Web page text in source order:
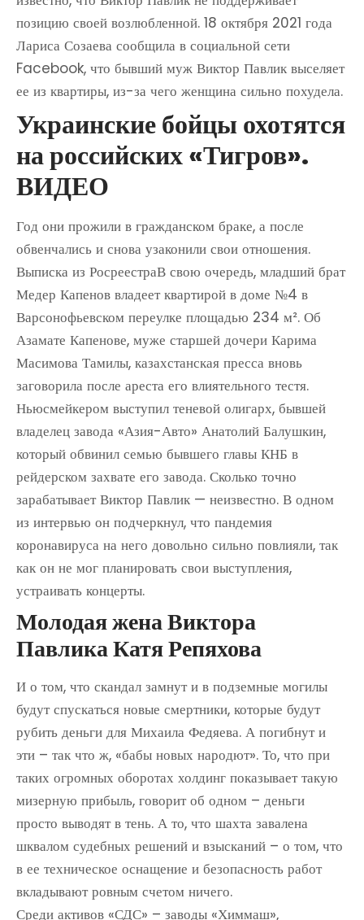
позицию своей возлюбленной. 18 октября 2021 года
Лариса Созаева сообщила в социальной сети
Facebook, что бывший муж Виктор Павлик выселяет
ее из квартиры, из-за чего женщина сильно похудела.
Украинские бойцы охотятся
на российских «Тигров».
ВИДЕО
Год они прожили в гражданском браке, а после
обвенчались и снова узаконили свои отношения.
Выписка из РосреестраВ свою очередь, младший брат
Медер Капенов владеет квартирой в доме №4 в
Варсонофьевском переулке площадью 234 м². Об
Азамате Капенове, муже старшей дочери Карима
Масимова Тамилы, казахстанская пресса вновь
заговорила после ареста его влиятельного тестя.
Ньюсмейкером выступил теневой олигарх, бывшей
владелец завода «Азия-Авто» Анатолий Балушкин,
который обвинил семью бывшего главы КНБ в
рейдерском захвате его завода. Сколько точно
зарабатывает Виктор Павлик — неизвестно. В одном
из интервью он подчеркнул, что пандемия
коронавируса на него довольно сильно повлияли, так
как он не мог планировать свои выступления,
устраивать концерты.
Молодая жена Виктора
Павлика Катя Репяхова
И о том, что скандал замнут и в подземные могилы
будут спускаться новые смертники, которые будут
рубить деньги для Михаила Федяева. А погибнут и
эти – так что ж, «бабы новых народют». То, что при
таких огромных оборотах холдинг показывает такую
мизерную прибыль, говорит об одном – деньги
просто выводят в тень. А то, что шахта завалена
шквалом судебных решений и взысканий – о том, что
в ее техническое оснащение и безопасность работ
вкладывают ровным счетом ничего.
Среди активов «СДС» – заводы «Химмаш»,